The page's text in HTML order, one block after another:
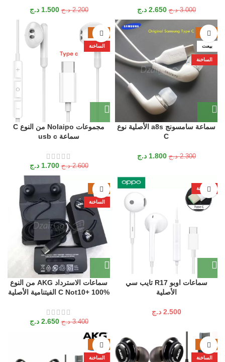
3.000 د.ج 2.650 د.ج 2.200 د.ج 1.500 د.ج
-22%
بيعت
الساخنة
سماعة سامسونج a8s الأصلية نوع
C
2.300 د.ج 1.800 د.ج
-35%
الساخنة
مجموعات Nolaipo من النوع C
سماعة usb c
2.600 د.ج 1.700 د.ج
الساخنة
سماعات اوبو R17 تايب سي
الأصلية
2.500 د.ج
-22%
الساخنة
سماعات الاسترداد AKG من النوع
C Not10+ 100% الفيتنامية الأصلية
3.400 د.ج 2.650 د.ج
-39%
الساخنة
-39%
الساخنة